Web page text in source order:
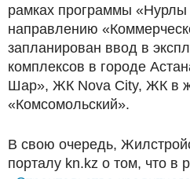
рамках программы «Нурлы
направлению
запланирован ввод в
комплексов в городе
Шар», ЖК Nova City, ЖК в
«Комсомольский».
В свою очередь,
порталу kn.kz о том, что в